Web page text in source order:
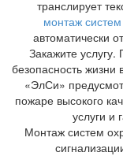
транслирует
монтаж
автоматически
Закажите
безопасность жизни
«ЭлСи»
пожаре высокого
услуги и
Монтаж систем